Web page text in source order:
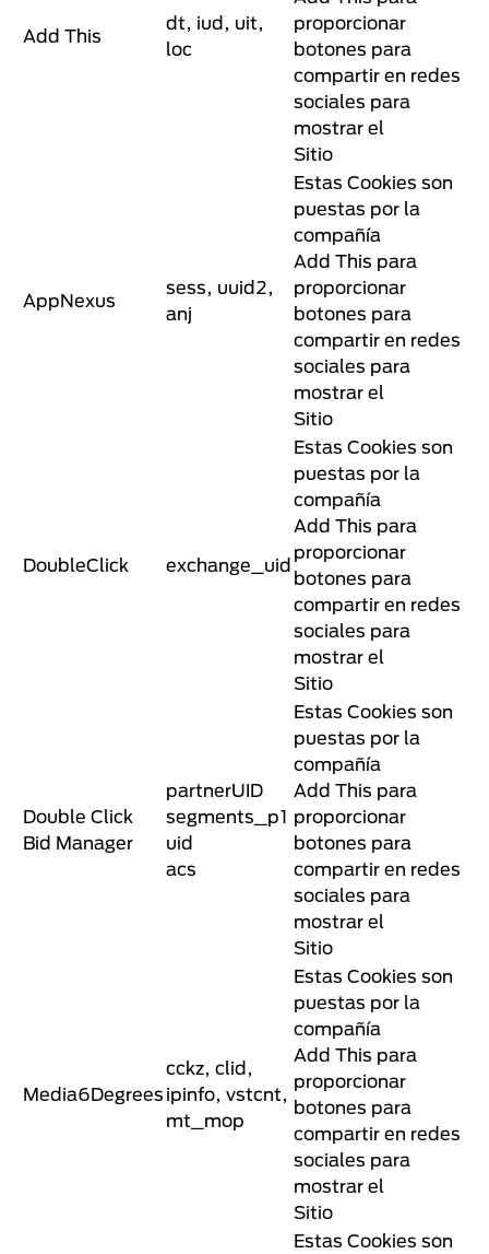
Add This
dt, iud, uit,
loc
proporcionar
botones para
compartir en redes
sociales para
mostrar el
Sitio
AppNexus
sess, uuid2,
anj
Estas Cookies son
puestas por la
compañía
Add This para
proporcionar
botones para
compartir en redes
sociales para
mostrar el
Sitio
DoubleClick exchange_uid
Estas Cookies son
puestas por la
compañía
Add This para
proporcionar
botones para
compartir en redes
sociales para
mostrar el
Sitio
Double Click
Bid Manager
partnerUID
segments_p1
uid
acs
Estas Cookies son
puestas por la
compañía
Add This para
proporcionar
botones para
compartir en redes
sociales para
mostrar el
Sitio
Media6Degrees
cckz, clid,
ipinfo, vstcnt,
mt_mop
Estas Cookies son
puestas por la
compañía
Add This para
proporcionar
botones para
compartir en redes
sociales para
mostrar el
Sitio
Estas Cookies son